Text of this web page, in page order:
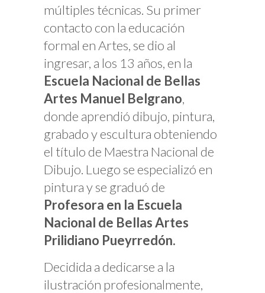
múltiples técnicas. Su primer
contacto con la educación
formal en Artes, se dio al
ingresar, a los 13 años, en la
Escuela Nacional de Bellas
Artes Manuel Belgrano,
donde aprendió dibujo, pintura,
grabado y escultura obteniendo
el título de Maestra Nacional de
Dibujo. Luego se especializó en
pintura y se graduó de
Profesora en la Escuela
Nacional de Bellas Artes
Prilidiano Pueyrredón.
Decidida a dedicarse a la
ilustración profesionalmente,